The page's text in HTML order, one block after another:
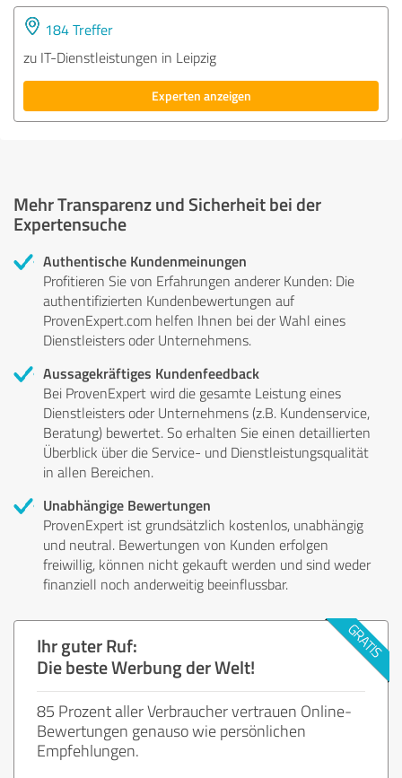
184 Treffer
zu IT-Dienstleistungen in Leipzig
Experten anzeigen
Mehr Transparenz und Sicherheit bei der
Expertensuche
Authentische Kundenmeinungen
Profitieren Sie von Erfahrungen anderer Kunden: Die
authentifizierten Kundenbewertungen auf
ProvenExpert.com helfen Ihnen bei der Wahl eines
Dienstleisters oder Unternehmens.
Aussagekräftiges Kundenfeedback
Bei ProvenExpert wird die gesamte Leistung eines
Dienstleisters oder Unternehmens (z.B. Kundenservice,
Beratung) bewertet. So erhalten Sie einen detaillierten
Überblick über die Service- und Dienstleistungsqualität
in allen Bereichen.
Unabhängige Bewertungen
ProvenExpert ist grundsätzlich kostenlos, unabhängig
und neutral. Bewertungen von Kunden erfolgen
freiwillig, können nicht gekauft werden und sind weder
finanziell noch anderweitig beeinflussbar.
Ihr guter Ruf:
Die beste Werbung der Welt!
85 Prozent aller Verbraucher vertrauen Online-
Bewertungen genauso wie persönlichen
Empfehlungen.